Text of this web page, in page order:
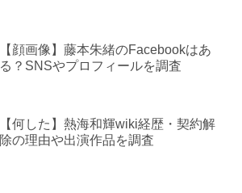
【顔画像】藤本朱緒のFacebookはあ
る？SNSやプロフィールを調査
【何した】熱海和輝wiki経歴・契約解
除の理由や出演作品を調査